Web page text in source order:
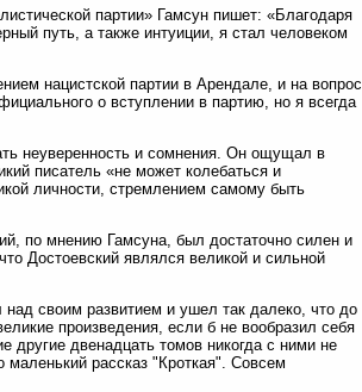
партии» Гамсун пишет: «Благодаря
путь, а также интуиции, я стал человеком
нацистской партии в Арендале, и на вопрос
о вступлении в партию, но я всегда
неуверенность и сомнения. Он ощущал в
писатель «не может колебаться и
личности, стремлением самому быть
по мнению Гамсуна, был достаточно силен и
Достоевский являлся великой и сильной
своим развитием и ушел так далеко, что до
произведения, если б не вообразил себя
другие двенадцать томов никогда с ними не
рассказ "Кроткая". Совсем